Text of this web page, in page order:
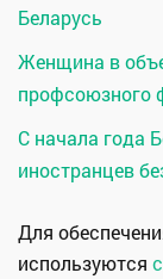
Беларусь
Женщина в
профсоюзного
С начала года
иностранцев
Для
используются